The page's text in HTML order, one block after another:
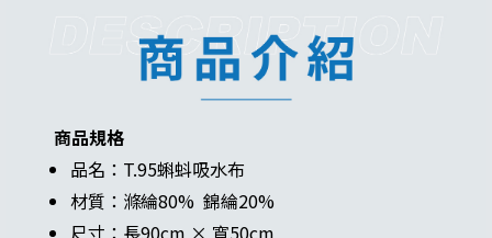
商品規格
品名：T.95蝌蚪吸水布
材質：滌綸80% 錦綸20%